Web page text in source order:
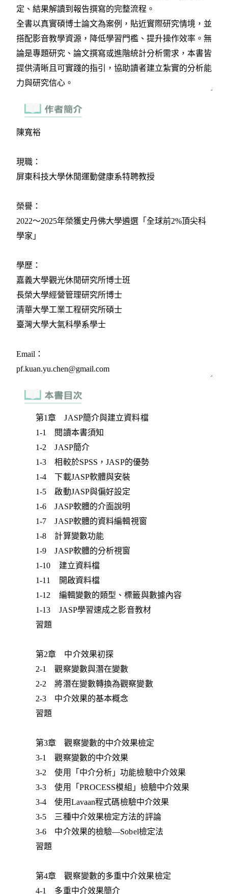
第1章 JASP簡介與建立資料檔
1-1 閱讀本書須知
1-2 JASP簡介
1-3 相較於SPSS，JASP的優勢
1-4 下載JASP軟體與安裝
1-5 啟動JASP與偏好設定
1-6 JASP軟體的介面說明
1-7 JASP軟體的資料編輯視窗
1-8 計算變數功能
1-9 JASP軟體的分析視窗
1-10 建立資料檔
1-11 開啟資料檔
1-12 編輯變數的類型、標籤與數據內容
1-13 JASP學習速成之影音教材
習題
第2章 中介效果初探
2-1 觀察變數與潛在變數
2-2 將潛在變數轉換為觀察變數
2-3 中介效果的基本概念
習題
第3章 觀察變數的中介效果檢定
3-1 觀察變數的中介效果
3-2 使用「中介分析」功能檢驗中介效果
3-3 使用「PROCESS模組」檢驗中介效果
3-4 使用Lavaan程式碼檢驗中介效果
3-5 三種中介效果檢定方法的評論
3-6 中介效果的檢驗—Sobel檢定法
習題
第4章 觀察變數的多重中介效果檢定
4-1 多重中介效果簡介